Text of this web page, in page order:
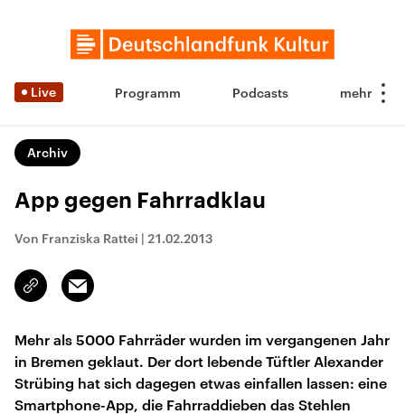
Live Programm Podcasts
Archiv
App gegen Fahrradklau
Von Franziska Rattei | 21.02.2013
Link
kopieren/teilen
Email
Mehr als 5000 Fahrräder wurden im vergangenen Jahr
in Bremen geklaut. Der dort lebende Tüftler Alexander
Strübing hat sich dagegen etwas einfallen lassen: eine
Smartphone-App, die Fahrraddieben das Stehlen